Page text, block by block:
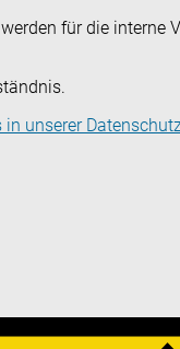
für die
unserer